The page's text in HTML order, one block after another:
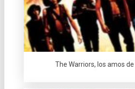
The Warriors, los amos